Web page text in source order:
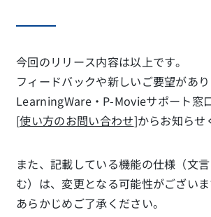
今回のリリース内容は以上です。
フィードバックや新しいご要望があり
LearningWare・P-Movieサポート窓
[使い方のお問い合わせ]からお知らせ
また、記載している機能の仕様（文
む）は、変更となる可能性がございま
あらかじめご了承ください。